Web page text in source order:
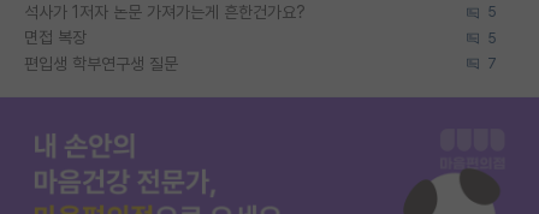
석사가 1저자 논문 가져가는게 흔한건가요? 5
면접 복장 5
편입생 학부연구생 질문 7